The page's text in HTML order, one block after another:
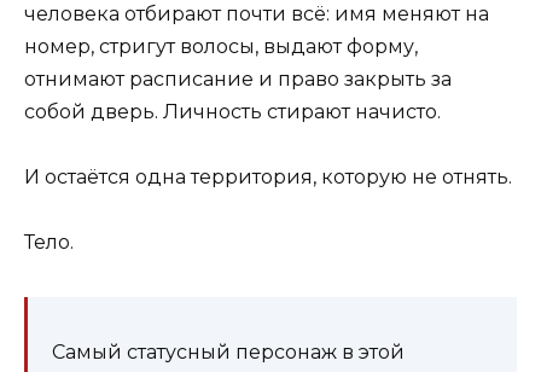
человека отбирают почти всё: имя меняют на
номер, стригут волосы, выдают форму,
отнимают расписание и право закрыть за
собой дверь. Личность стирают начисто.
И остаётся одна территория, которую не отнять.
Тело.
Самый статусный персонаж в этой